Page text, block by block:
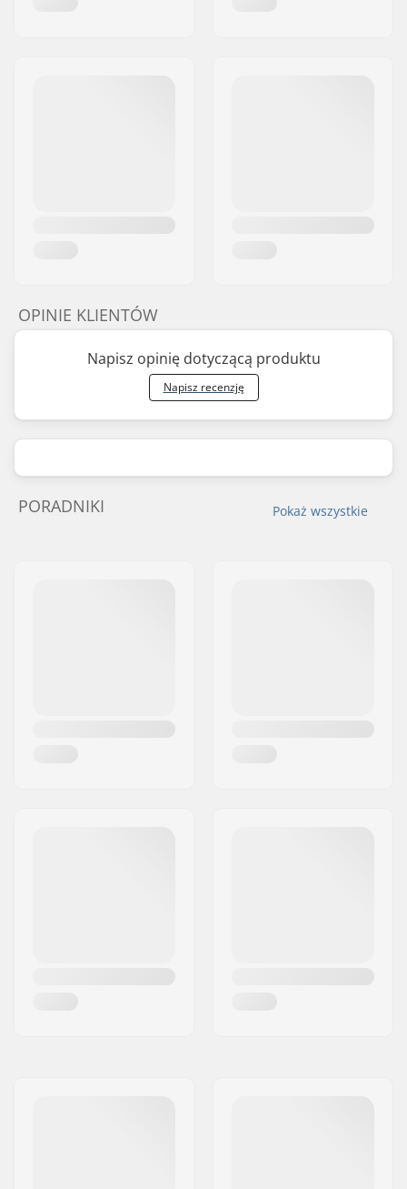
OPINIE KLIENTÓW
Napisz opinię dotyczącą produktu
Napisz recenzję
Pokaż wszystkie
PORADNIKI